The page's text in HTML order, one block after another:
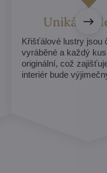
Unikátní
Křišťálové lustry jsou
vyráběné a každý
originální, což
interiér bude